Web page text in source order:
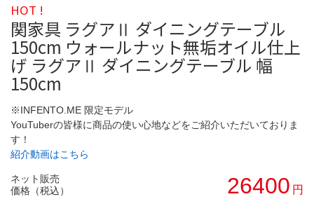
HOT !
関家具 ラグアⅡ ダイニングテーブル
150cm ウォールナット無垢オイル仕上
げ ラグアⅡ ダイニングテーブル 幅
150cm
※INFENTO.ME 限定モデル
YouTuberの皆様に商品の使い心地などをご紹介いただいておりま
す！
紹介動画はこちら
ネット販売
価格（税込）
26400 円